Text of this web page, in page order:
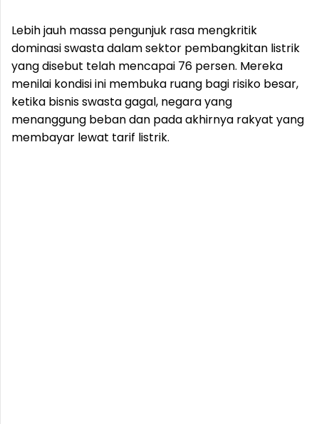
Lebih jauh massa pengunjuk rasa mengkritik
dominasi swasta dalam sektor pembangkitan listrik
yang disebut telah mencapai 76 persen. Mereka
menilai kondisi ini membuka ruang bagi risiko besar,
ketika bisnis swasta gagal, negara yang
menanggung beban dan pada akhirnya rakyat yang
membayar lewat tarif listrik.